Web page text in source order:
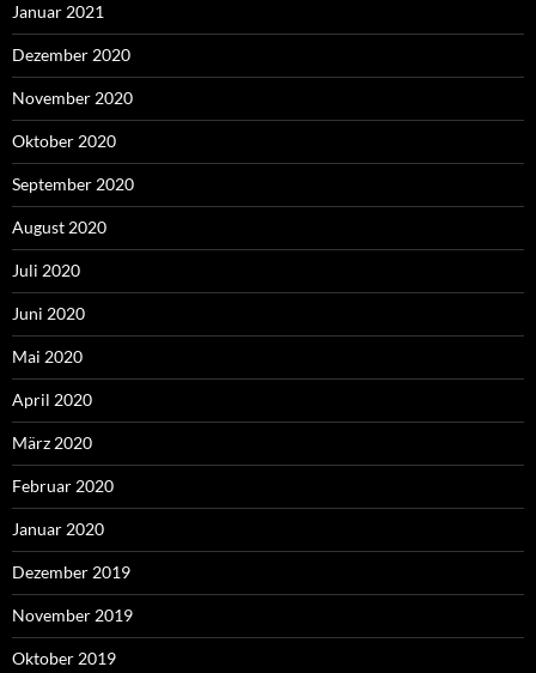
Januar 2021
Dezember 2020
November 2020
Oktober 2020
September 2020
August 2020
Juli 2020
Juni 2020
Mai 2020
April 2020
März 2020
Februar 2020
Januar 2020
Dezember 2019
November 2019
Oktober 2019